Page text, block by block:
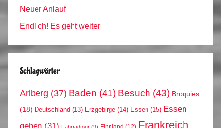
Neuer Anlauf
Endlich! Es geht weiter
Schlagwörter
Arlberg (37) Baden (41) Besuch (43) Broquies
(18) Deutschland (13) Erzgebirge (14) Essen (15) Essen
gehen (31) Fahrradtour (9) Finnland (12) Frankreich